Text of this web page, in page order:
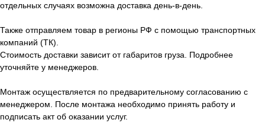
отдельных случаях возможна доставка день-в-день.
Также отправляем товар в регионы РФ с помощью транспортных
компаний (ТК).
Стоимость доставки зависит от габаритов груза. Подробнее
уточняйте у менеджеров.
Монтаж осуществляется по предварительному согласованию с
менеджером. После монтажа необходимо принять работу и
подписать акт об оказании услуг.